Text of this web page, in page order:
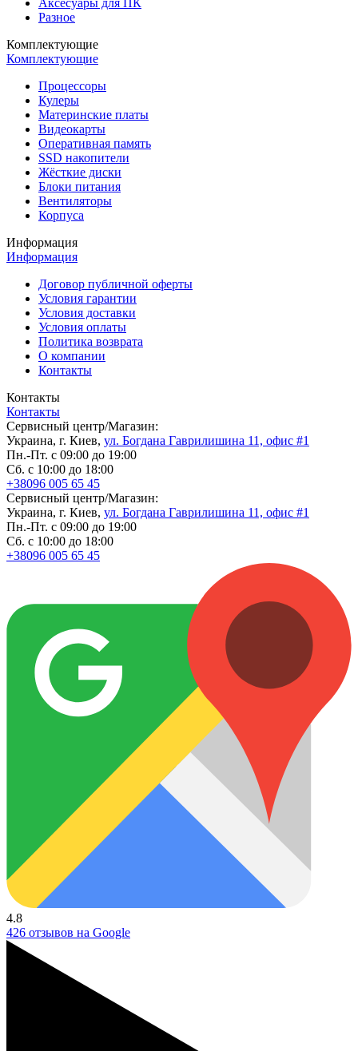
Аксесуары для ПК
Разное
Комплектующие
Комплектующие
Процессоры
Кулеры
Материнские платы
Видеокарты
Оперативная память
SSD накопители
Жёсткие диски
Блоки питания
Вентиляторы
Корпуса
Информация
Информация
Договор публичной оферты
Условия гарантии
Условия доставки
Условия оплаты
Политика возврата
О компании
Контакты
Контакты
Контакты
Сервисный центр/Магазин:
Украина, г. Киев, ул. Богдана Гаврилишина 11, офис #1
Пн.-Пт. с 09:00 до 19:00
Сб. с 10:00 до 18:00
+38096 005 65 45
Сервисный центр/Магазин:
Украина, г. Киев, ул. Богдана Гаврилишина 11, офис #1
Пн.-Пт. с 09:00 до 19:00
Сб. с 10:00 до 18:00
+38096 005 65 45
4.8
426 отзывов на Google